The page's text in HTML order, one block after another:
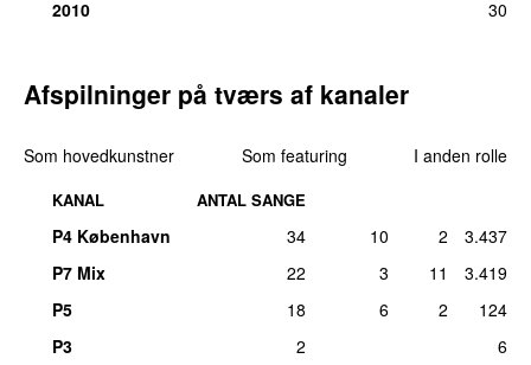
31. Seasons
2010
30
Afspilninger på tværs af kanaler
Som hovedkunstner Som featuring I anden rolle
KANAL ANTAL SANGE
P4 København 34 10 2
3.437
P7 Mix
22 3 11
3.419
P5
18 6 2
124
P3
2
6